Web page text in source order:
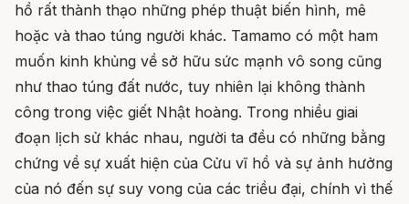
hồ rất thành thạo những phép thuật biến hình, mê
hoặc và thao túng người khác. Tamamo có một ham
muốn kinh khủng về sở hữu sức mạnh vô song cũng
như thao túng đất nước, tuy nhiên lại không thành
công trong việc giết Nhật hoàng. Trong nhiều giai
đoạn lịch sử khác nhau, người ta đều có những bằng
chứng về sự xuất hiện của Cửu vĩ hồ và sự ảnh hưởng
của nó đến sự suy vong của các triều đại, chính vì thế